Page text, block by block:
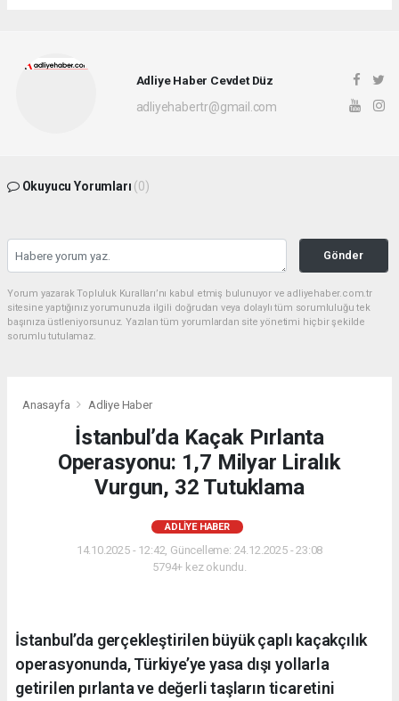
Adliye Haber Cevdet Düz
adliyehabertr@gmail.com
Okuyucu Yorumları (0)
Gönder
Yorum yazarak Topluluk Kuralları’nı kabul etmiş bulunuyor ve adliyehaber.com.tr
sitesine yaptığınız yorumunuzla ilgili doğrudan veya dolaylı tüm sorumluluğu tek
başınıza üstleniyorsunuz. Yazılan tüm yorumlardan site yönetimi hiçbir şekilde
sorumlu tutulamaz.
Anasayfa Adliye Haber
İstanbul’da Kaçak Pırlanta
Operasyonu: 1,7 Milyar Liralık
Vurgun, 32 Tutuklama
ADLIYE HABER
14.10.2025 - 12:42, Güncelleme: 24.12.2025 - 23:08
5794+ kez okundu.
İstanbul’da gerçekleştirilen büyük çaplı kaçakçılık
operasyonunda, Türkiye’ye yasa dışı yollarla
getirilen pırlanta ve değerli taşların ticaretini